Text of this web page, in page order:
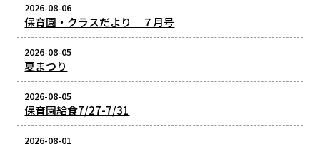
2026-08-06
保育園・クラスだより ７月号
2026-08-05
夏まつり
2026-08-05
保育園給食7/27-7/31
2026-08-01